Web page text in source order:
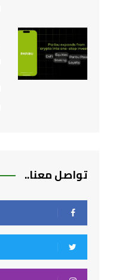
تواصل معنا..